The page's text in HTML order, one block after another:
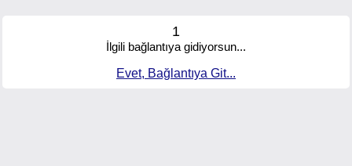
1
İlgili bağlantıya gidiyorsun...
Evet, Bağlantıya Git...